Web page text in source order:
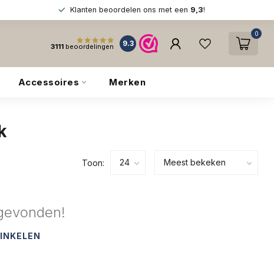
Klanten beoordelen ons met een 9,3!
3111 beoordelingen 9.3
0
Accessoires Merken
Toon: